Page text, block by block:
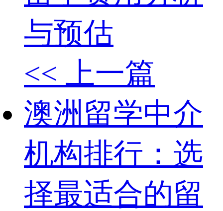
与预估
<< 上一篇
澳洲留学中介
机构排行：选
择最适合的留